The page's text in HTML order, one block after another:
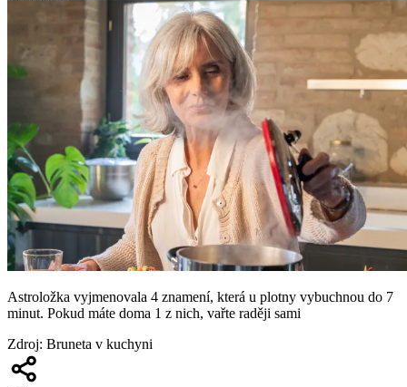
Astroložka vyjmenovala 4 znamení, která u plotny vybuchnou do 7
minut. Pokud máte doma 1 z nich, vařte raději sami
Zdroj: Bruneta v kuchyni